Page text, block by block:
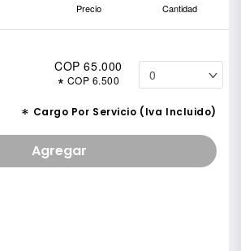
Precio Cantidad
COP 65.000
* COP 6.500
* Cargo Por Servicio (Iva Incluido)
Agregar